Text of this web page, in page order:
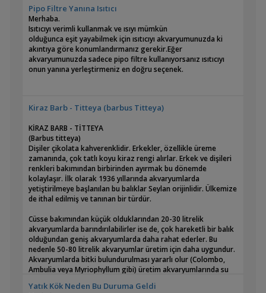
Pipo Filtre Yanına Isıtıcı
Merhaba.
Isıtıcıyı verimli kullanmak ve ısıyı mümkün
olduğunca eşit yayabilmek için ısıtıcıyı akvaryumunuzda ki
akıntıya göre konumlandırmanız gerekir.Eğer
akvaryumunuzda sadece pipo filtre kullanıyorsanız ısıtıcıyı
onun yanına yerleştirmeniz en doğru seçenek.
Kiraz Barb - Titteya (barbus Titteya)
KİRAZ BARB - TİTTEYA
(Barbus titteya)
Dişiler çikolata kahverenklidir. Erkekler, özellikle üreme
zamanında, çok tatlı koyu kiraz rengi alırlar. Erkek ve dişileri
renkleri bakımından birbirinden ayırmak bu dönemde
kolaylaşır. İlk olarak 1936 yıllarında akvaryumlarda
yetiştirilmeye başlanılan bu balıklar Seylan orijinlidir. Ülkemize
de ithal edilmiş ve tanınan bir türdür.
Cüsse bakımından küçük olduklarından 20-30 litrelik
akvaryumlarda barındırılabilirler ise de, çok hareketli bir balık
olduğundan geniş akvaryumlarda daha rahat ederler. Bu
nedenle 50-80 litrelik akvaryumlar üretim için daha uygundur.
Akvaryumlarda bitki bulundurulması yararlı olur (Colombo,
Ambulia veya Myriophyllum gibi) üretim akvaryumlarında su
küçük yapılı olduklarından, yavruların içine kaçıp
Yatık Kök Neden Bu Duruma Geldi